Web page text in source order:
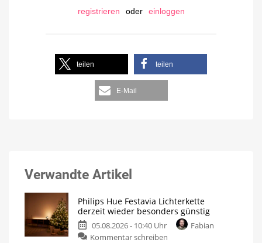
registrieren oder einloggen
teilen teilen
E-Mail
Verwandte Artikel
Philips Hue Festavia Lichterkette
derzeit wieder besonders günstig
05.08.2026 - 10:40 Uhr
Fabian
Kommentar schreiben